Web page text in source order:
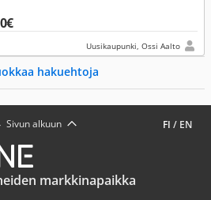
Uusikaupunki, Ossi Aalto
hakuehtoja
FI / EN
Sivun alkuun
markkinapaikka